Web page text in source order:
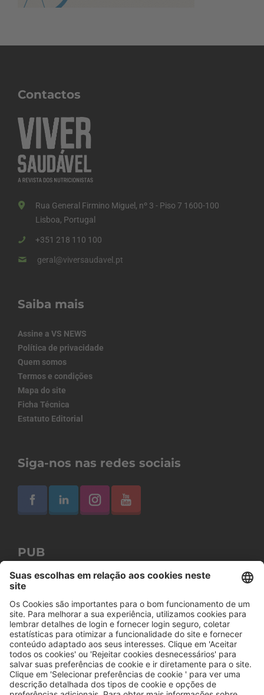
Contactos
Rua General Firmino Miguel, nº 3 - Piso 7 1600-100
Lisboa, Portugal
+351 218 110 100
geral@viversaudavel.pt
Saiba mais
Assine a VS NEWS
Política de privacidade
Quem somos
Termos e condições
Mapa do site
Ficha Técnica
Estatuto Editorial
Siga-nos nas redes sociais
PUB